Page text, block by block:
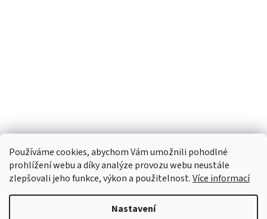
Používáme cookies, abychom Vám umožnili pohodlné
prohlížení webu a díky analýze provozu webu neustále
zlepšovali jeho funkce, výkon a použitelnost.Více informací
Nastavení
Vytvořil Shoptet